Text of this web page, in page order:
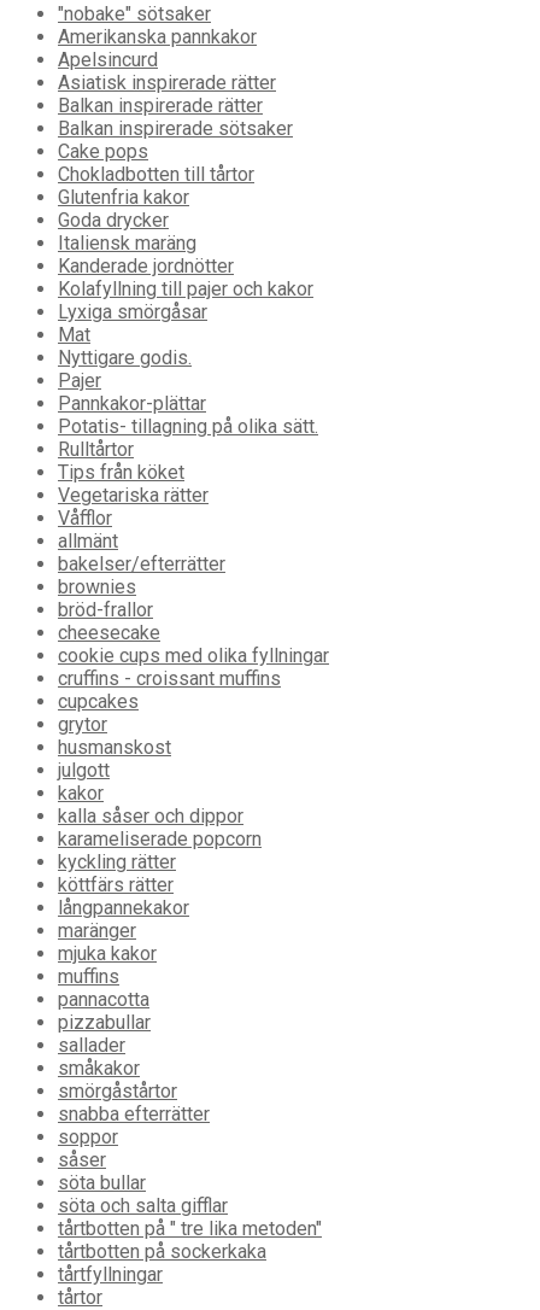
"nobake" sötsaker
Amerikanska pannkakor
Apelsincurd
Asiatisk inspirerade rätter
Balkan inspirerade rätter
Balkan inspirerade sötsaker
Cake pops
Chokladbotten till tårtor
Glutenfria kakor
Goda drycker
Italiensk maräng
Kanderade jordnötter
Kolafyllning till pajer och kakor
Lyxiga smörgåsar
Mat
Nyttigare godis.
Pajer
Pannkakor-plättar
Potatis- tillagning på olika sätt.
Rulltårtor
Tips från köket
Vegetariska rätter
Våfflor
allmänt
bakelser/efterrätter
brownies
bröd-frallor
cheesecake
cookie cups med olika fyllningar
cruffins - croissant muffins
cupcakes
grytor
husmanskost
julgott
kakor
kalla såser och dippor
karameliserade popcorn
kyckling rätter
köttfärs rätter
långpannekakor
maränger
mjuka kakor
muffins
pannacotta
pizzabullar
sallader
småkakor
smörgåstårtor
snabba efterrätter
soppor
såser
söta bullar
söta och salta gifflar
tårtbotten på " tre lika metoden"
tårtbotten på sockerkaka
tårtfyllningar
tårtor